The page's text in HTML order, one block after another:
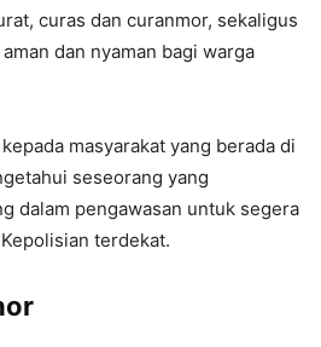
curas dan curanmor, sekaligus
dan nyaman bagi warga
masyarakat yang berada di
seseorang yang
dalam pengawasan untuk segera
terdekat.